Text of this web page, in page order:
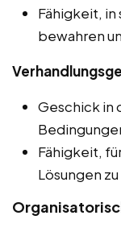
Fähigkeit, in
bewahren
Geschick in
Fähigkeit,
Lösungen